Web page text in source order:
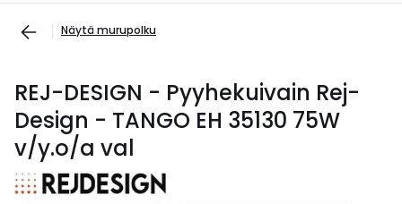
Näytä murupolku
REJ-DESIGN - Pyyhekuivain Rej-
Design - TANGO EH 35130 75W
v/y.o/a val